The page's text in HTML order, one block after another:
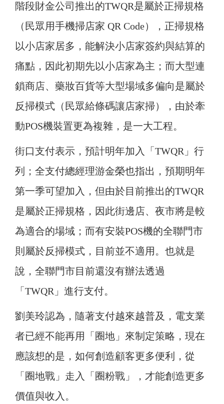
階段財金公司推出的TWQR是屬於正掃規格
（民眾用手機掃店家 QR Code），正掃規格
以小店家居多，能解決小店家簽約與結算的
痛點，因此初期先以小店家為主；而大型連
鎖商店、藥妝百貨等大型場域多偏向是屬於
反掃模式（民眾給條碼讓店家掃），由於牽
動POS機裝置更為複雜，是一大工程。
街口支付表示，預計明年加入「TWQR」行
列；全支付總經理游金榮也指出，預期明年
第一季可望加入，但由於目前推出的TWQR
是屬於正掃規格，因此街邊店、夜市將是較
為適合的場域；而有安裝POS機的全聯門市
則屬於反掃模式，目前並不適用。也就是
說，全聯門市目前還沒有辦法透過
「TWQR」進行支付。
劉美玲認為，隨著支付越來越普及，電支業
者已經不能再用「圈地」來制定策略，現在
應該想的是，如何創造顧客更多便利，從
「圈地戰」走入「圈粉戰」，才能創造更多
價值與收入。